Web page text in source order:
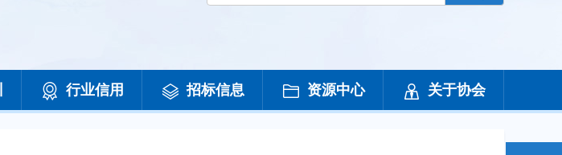
行业信用 招标信息 资源中心 关于协会